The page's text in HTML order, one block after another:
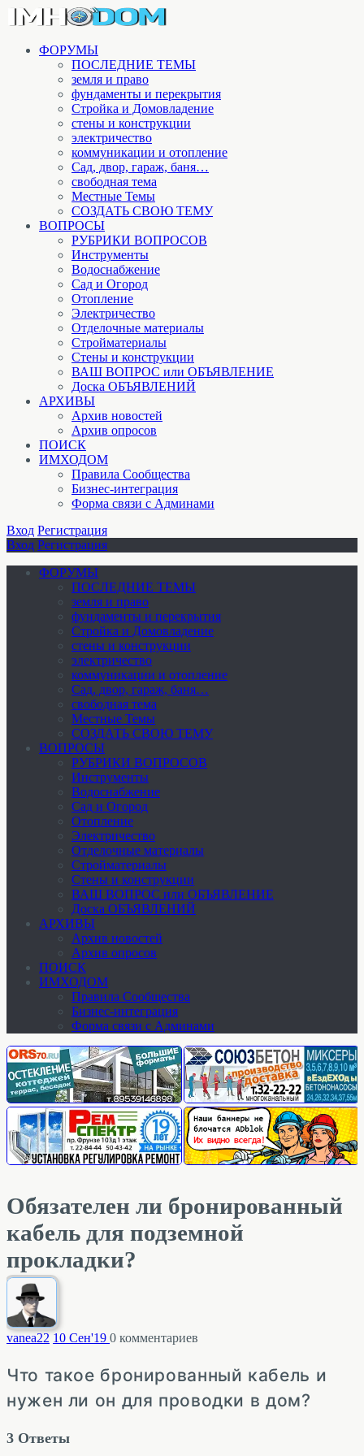
ФОРУМЫ
ПОСЛЕДНИЕ ТЕМЫ
земля и право
фундаменты и перекрытия
Стройка и Домовладение
стены и конструкции
электричество
коммуникации и отопление
Cад, двор, гараж, баня…
свободная тема
Местные Темы
СОЗДАТЬ СВОЮ ТЕМУ
ВОПРОСЫ
РУБРИКИ ВОПРОСОВ
Инструменты
Водоснабжение
Сад и Огород
Отопление
Электричество
Отделочные материалы
Стройматериалы
Стены и конструкции
ВАШ ВОПРОС или ОБЪЯВЛЕНИЕ
Доска ОБЪЯВЛЕНИЙ
АРХИВЫ
Архив новостей
Архив опросов
ПОИСК
ИМХОДОМ
Правила Сообщества
Бизнес-интеграция
Форма связи с Админами
Вход Регистрация
Вход Регистрация
ФОРУМЫ
ПОСЛЕДНИЕ ТЕМЫ
земля и право
фундаменты и перекрытия
Стройка и Домовладение
стены и конструкции
электричество
коммуникации и отопление
Cад, двор, гараж, баня…
свободная тема
Местные Темы
СОЗДАТЬ СВОЮ ТЕМУ
ВОПРОСЫ
РУБРИКИ ВОПРОСОВ
Инструменты
Водоснабжение
Сад и Огород
Отопление
Электричество
Отделочные материалы
Стройматериалы
Стены и конструкции
ВАШ ВОПРОС или ОБЪЯВЛЕНИЕ
Доска ОБЪЯВЛЕНИЙ
АРХИВЫ
Архив новостей
Архив опросов
ПОИСК
ИМХОДОМ
Правила Сообщества
Бизнес-интеграция
Форма связи с Админами
Обязателен ли бронированный
кабель для подземной
прокладки?
vanea22 10 Сен'19 0 комментариев
Что такое бронированный кабель и
нужен ли он для проводки в дом?
3 Ответы